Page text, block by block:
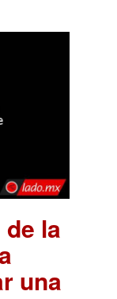
la
una